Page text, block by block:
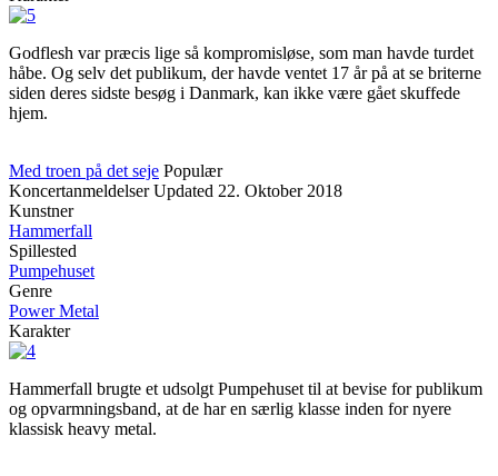
Godflesh var præcis lige så kompromisløse, som man havde turdet
håbe. Og selv det publikum, der havde ventet 17 år på at se briterne
siden deres sidste besøg i Danmark, kan ikke være gået skuffede
hjem.
Med troen på det seje Populær
Koncertanmeldelser Updated 22. Oktober 2018
Kunstner
Hammerfall
Spillested
Pumpehuset
Genre
Power Metal
Karakter
Hammerfall brugte et udsolgt Pumpehuset til at bevise for publikum
og opvarmningsband, at de har en særlig klasse inden for nyere
klassisk heavy metal.